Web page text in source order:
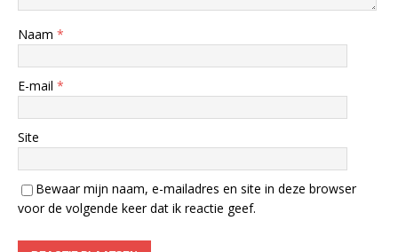
Naam *
E-mail *
Site
Bewaar mijn naam, e-mailadres en site in deze browser
voor de volgende keer dat ik reactie geef.